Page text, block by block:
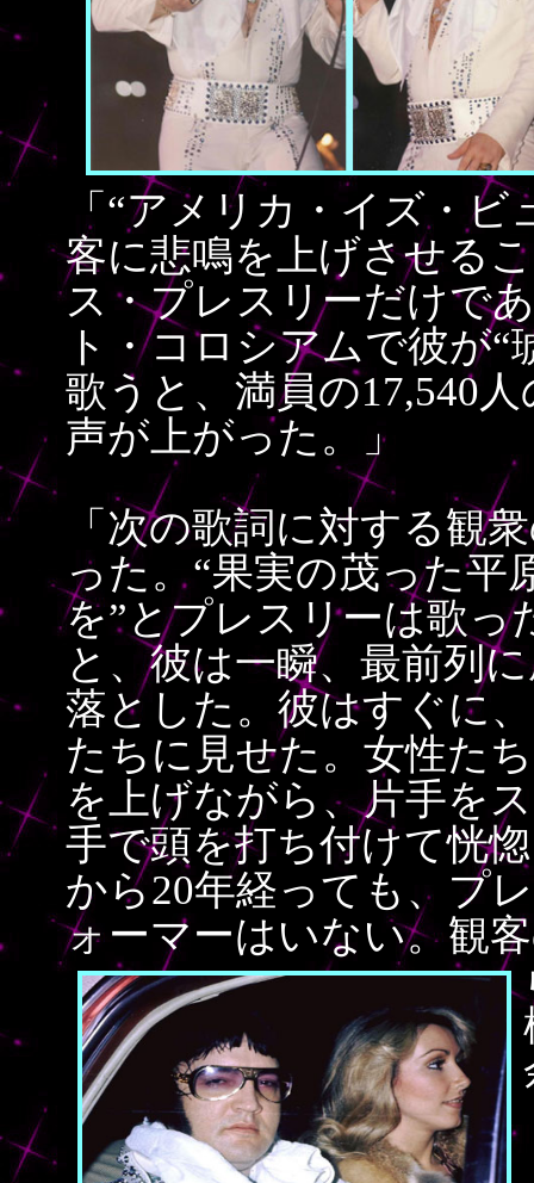
「“アメリカ・イズ・
客に悲鳴を上げさせる
ス・プレスリーだけで
ト・コロシアムで彼が
歌うと、満員の17,540
声が上がった。」
「次の歌詞に対する観
った。“果実の茂った平
を”とプレスリーは歌っ
と、彼は一瞬、最前列
落とした。彼はすぐに
たちに見せた。女性た
を上げながら、片手を
手で頭を打ち付けて恍
から20年経っても、プ
ォーマーはいない。観